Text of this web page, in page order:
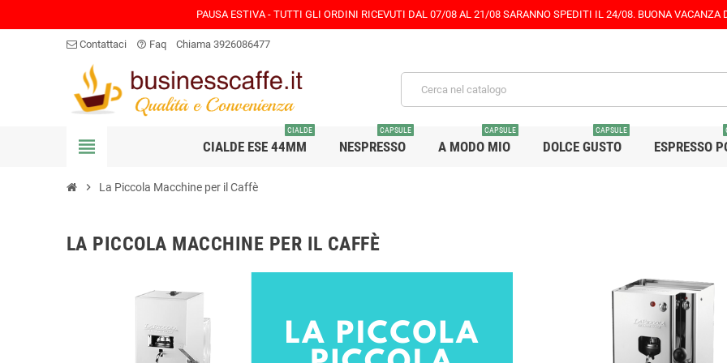
PAUSA ESTIVA - TUTTI GLI ORDINI RICEVUTI DAL 07/08 AL 21/08 SARANNO SPEDITI IL 24/08. BUONA VACANZA
Contattaci help_outline Faq Chiama 3926086477
view_headline CIALDE ESE 44MM
CIALDE
NESPRESSO
CAPSULE
A MODO MIO
CAPSULE
DOLCE GUSTO
CAPSULE
ESPRESSO
chevron_right La Piccola Macchine per il Caffè
LA PICCOLA MACCHINE PER IL CAFFÈ